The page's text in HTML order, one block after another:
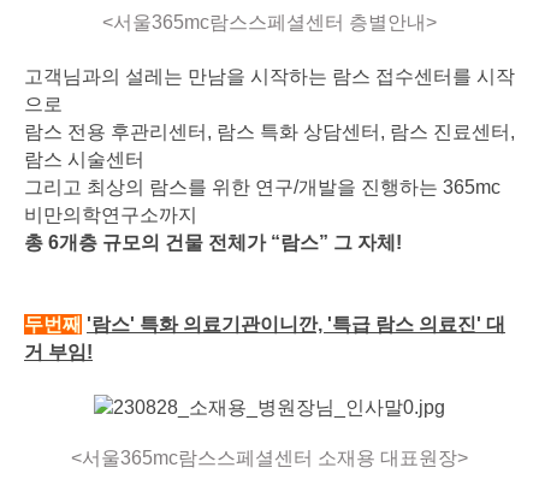
<서울365mc람스스페셜센터 층별안내>
고객님과의 설레는 만남을 시작하는 람스 접수센터를 시작
으로
람스 전용 후관리센터, 람스 특화 상담센터, 람스 진료센터,
람스 시술센터
그리고 최상의 람스를 위한 연구/개발을 진행하는 365mc
비만의학연구소까지
총 6개층 규모의 건물 전체가 “람스” 그 자체!
두번째 '람스' 특화 의료기관이니깐, '특급 람스 의료진' 대
거 부임!
<서울365mc람스스페셜센터 소재용 대표원장>